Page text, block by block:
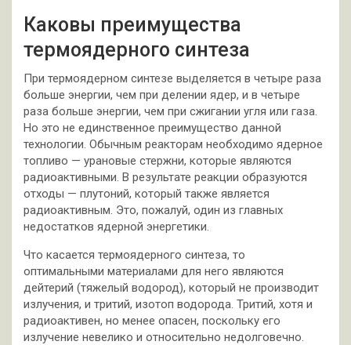
Каковы преимущества
термоядерного синтеза
При термоядерном синтезе выделяется в четыре раза
больше энергии, чем при делении ядер, и в четыре
раза больше энергии, чем при сжигании угля или газа.
Но это не единственное преимущество данной
технологии. Обычным реакторам необходимо ядерное
топливо — урановые стержни, которые являются
радиоактивными. В результате реакции образуются
отходы — плутоний, который также является
радиоактивным. Это, пожалуй, один из главных
недостатков ядерной энергетики.
Что касается термоядерного синтеза, то
оптимальными материалами для него являются
дейтерий (тяжелый водород), который не производит
излучения, и тритий, изотоп водорода. Тритий, хотя и
радиоактивен, но менее опасен, поскольку его
излучение невелико и относительно недолговечно.